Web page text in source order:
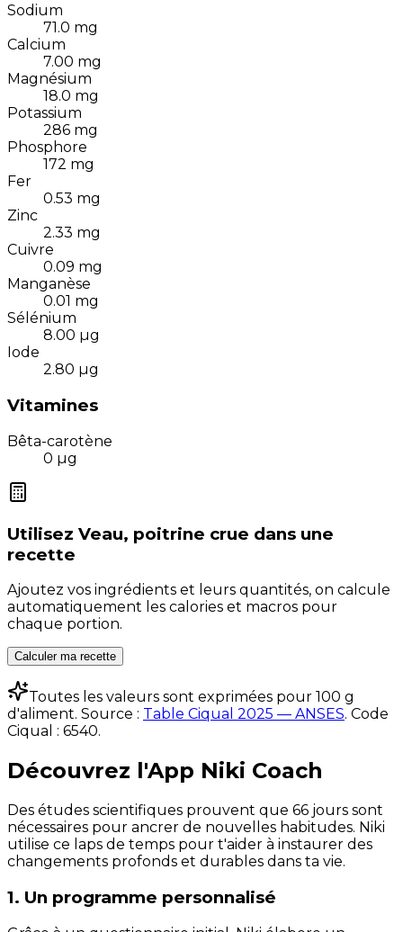
Sodium
71.0 mg
Calcium
7.00 mg
Magnésium
18.0 mg
Potassium
286 mg
Phosphore
172 mg
Fer
0.53 mg
Zinc
2.33 mg
Cuivre
0.09 mg
Manganèse
0.01 mg
Sélénium
8.00 µg
Iode
2.80 µg
Vitamines
Bêta-carotène
0 µg
Utilisez Veau, poitrine crue dans une
recette
Ajoutez vos ingrédients et leurs quantités, on calcule
automatiquement les calories et macros pour
chaque portion.
Calculer ma recette
Toutes les valeurs sont exprimées pour 100 g
d'aliment. Source : Table Ciqual 2025 — ANSES. Code
Ciqual : 6540.
Découvrez l'App Niki Coach
Des études scientifiques prouvent que 66 jours sont
nécessaires pour ancrer de nouvelles habitudes. Niki
utilise ce laps de temps pour t'aider à instaurer des
changements profonds et durables dans ta vie.
1. Un programme personnalisé